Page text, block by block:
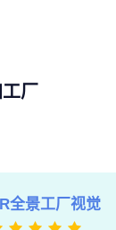
厂
全景工厂视觉